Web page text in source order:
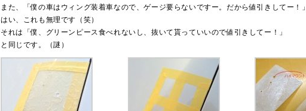
また、「僕の車はウィング装着車なので、ゲージ要らないですー。だから値引きしてー！」
はい、これも無理です（笑）
それは「僕、グリーンピース食べれないし、抜いて貰っていいので値引きしてー！」
と同じです。（謎）